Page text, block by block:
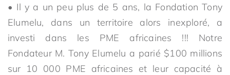
• Il y a un peu plus de 5 ans, la Fondation Tony
Elumelu, dans un territoire alors inexploré, a
investi dans les PME africaines !!! Notre
Fondateur M. Tony Elumelu a parié $100 millions
sur 10 000 PME africaines et leur capacité à